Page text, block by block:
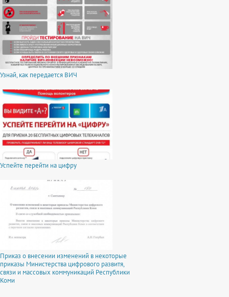
Узнай, как передается ВИЧ
Успейте перейти на цифру
Приказ о внесении изменений в некоторые
приказы Министерства цифрового развитя,
связи и массовых коммуникаций Республики
Коми